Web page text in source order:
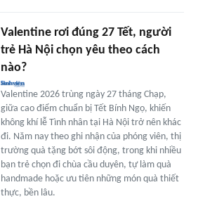
Valentine rơi đúng 27 Tết, người
trẻ Hà Nội chọn yêu theo cách
nào?
Valentine 2026 trùng ngày 27 tháng Chạp,
giữa cao điểm chuẩn bị Tết Bính Ngọ, khiến
không khí lễ Tình nhân tại Hà Nội trở nên khác
đi. Năm nay theo ghi nhận của phóng viên, thị
trường quà tặng bớt sôi động, trong khi nhiều
bạn trẻ chọn đi chùa cầu duyên, tự làm quà
handmade hoặc ưu tiên những món quà thiết
thực, bền lâu.